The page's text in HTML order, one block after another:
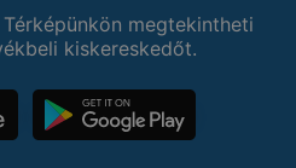
megtekintheti
kiskereskedőt.